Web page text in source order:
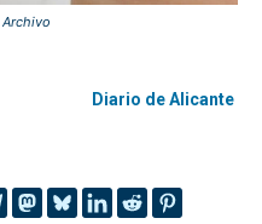
Diario de Alicante